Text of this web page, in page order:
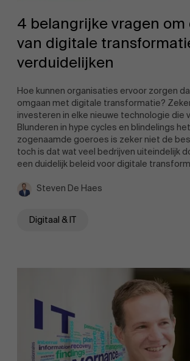
4 belangrijke vragen om
van digitale
verduidelijken
Hoe kunnen organisaties ervoor zorgen
omgaan met digitale transformatie?
investeren in elke nieuwe technologie die
Blunderen in hype cycles en blindelings
zogenaamde goeroes is zeker niet de
toch is dat wat veel bedrijven uiteindelijk
een duidelijk beleid voor digitale
Steven De Haes
Digitaal & IT